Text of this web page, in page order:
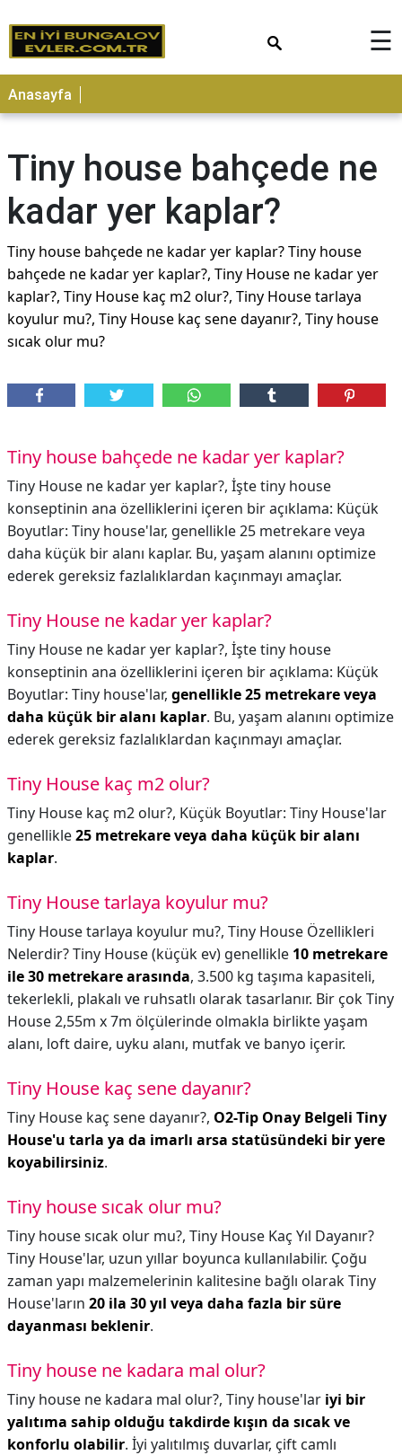
☰
Anasayfa
Tiny house bahçede ne
kadar yer kaplar?
Tiny house bahçede ne kadar yer kaplar? Tiny house
bahçede ne kadar yer kaplar?, Tiny House ne kadar yer
kaplar?, Tiny House kaç m2 olur?, Tiny House tarlaya
koyulur mu?, Tiny House kaç sene dayanır?, Tiny house
sıcak olur mu?
Tiny house bahçede ne kadar yer kaplar?
Tiny House ne kadar yer kaplar?, İşte tiny house
konseptinin ana özelliklerini içeren bir açıklama: Küçük
Boyutlar: Tiny house'lar, genellikle 25 metrekare veya
daha küçük bir alanı kaplar. Bu, yaşam alanını optimize
ederek gereksiz fazlalıklardan kaçınmayı amaçlar.
Tiny House ne kadar yer kaplar?
Tiny House ne kadar yer kaplar?, İşte tiny house
konseptinin ana özelliklerini içeren bir açıklama: Küçük
Boyutlar: Tiny house'lar, genellikle 25 metrekare veya
daha küçük bir alanı kaplar. Bu, yaşam alanını optimize
ederek gereksiz fazlalıklardan kaçınmayı amaçlar.
Tiny House kaç m2 olur?
Tiny House kaç m2 olur?, Küçük Boyutlar: Tiny House'lar
genellikle25 metrekare veya daha küçük bir alanı
kaplar.
Tiny House tarlaya koyulur mu?
Tiny House tarlaya koyulur mu?, Tiny House Özellikleri
Nelerdir? Tiny House (küçük ev) genellikle 10 metrekare
ile 30 metrekare arasında, 3.500 kg taşıma kapasiteli,
tekerlekli, plakalı ve ruhsatlı olarak tasarlanır. Bir çok Tiny
House 2,55m x 7m ölçülerinde olmakla birlikte yaşam
alanı, loft daire, uyku alanı, mutfak ve banyo içerir.
Tiny House kaç sene dayanır?
Tiny House kaç sene dayanır?, O2-Tip Onay Belgeli Tiny
House'u tarla ya da imarlı arsa statüsündeki bir yere
koyabilirsiniz.
Tiny house sıcak olur mu?
Tiny house sıcak olur mu?, Tiny House Kaç Yıl Dayanır?
Tiny House'lar, uzun yıllar boyunca kullanılabilir. Çoğu
zaman yapı malzemelerinin kalitesine bağlı olarak Tiny
House'ların 20 ila 30 yıl veya daha fazla bir süre
dayanması beklenir.
Tiny house ne kadara mal olur?
Tiny house ne kadara mal olur?, Tiny house'lar iyi bir
yalıtıma sahip olduğu takdirde kışın da sıcak ve
konforlu olabilir. İyi yalıtılmış duvarlar, çift camlı